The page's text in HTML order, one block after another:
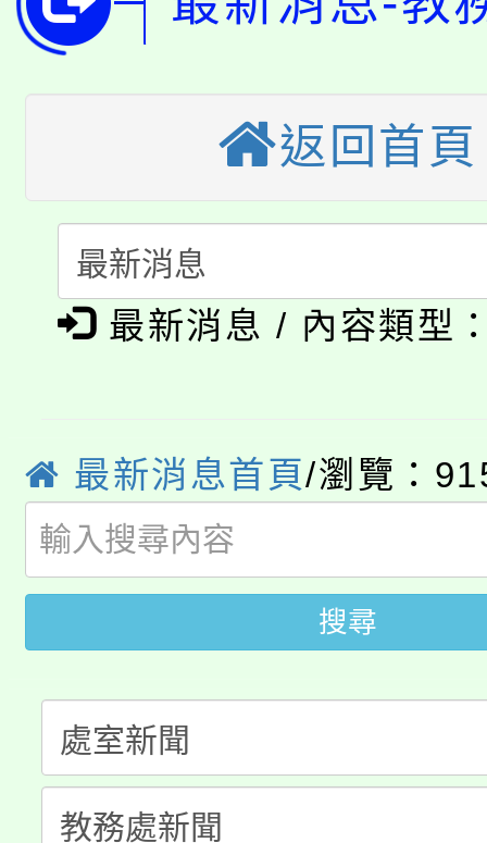
桃園市低收入戶享有免
視費優惠，中低收入戶
半價優惠，詳情可洽有
者。
大園自造教育及科技中
份教師增能研習
大溪自造教育及科技
份教師研習
淨零綠生活教案入校路
會
115年食農教育專業人
程
「本色祭」8/29、30在
局官網。
8月14至27日，桃園電
開!
115年桃園市運動會8/
田徑場及游泳池舉行。
桃園市低收入戶享有免
視費優惠，中低收入戶
半價優惠，詳情可洽有
者。
大園自造教育及科技中
份教師增能研習
大溪自造教育及科技中
份教師研習
淨零綠生活教案入校路
會
115年食農教育專業人
返回首頁
最新消息 / 內容類型
最新消息首頁/瀏覽：
搜尋